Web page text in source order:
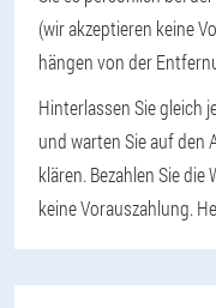
(wir akzeptieren keine
hängen von der
Hinterlassen Sie gleich
und warten Sie auf den
klären. Bezahlen Sie
keine Vorauszahlung.